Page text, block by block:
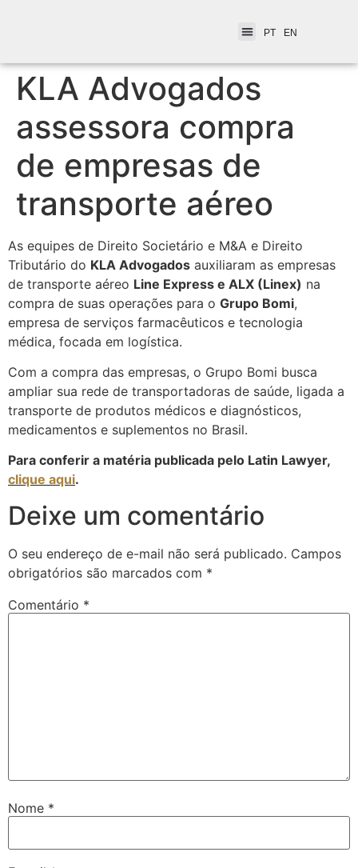
PT EN
KLA Advogados
assessora compra
de empresas de
transporte aéreo
As equipes de Direito Societário e M&A e Direito
Tributário do KLA Advogados auxiliaram as empresas
de transporte aéreo Line Express e ALX (Linex) na
compra de suas operações para o Grupo Bomi,
empresa de serviços farmacêuticos e tecnologia
médica, focada em logística.
Com a compra das empresas, o Grupo Bomi busca
ampliar sua rede de transportadoras de saúde, ligada a
transporte de produtos médicos e diagnósticos,
medicamentos e suplementos no Brasil.
Para conferir a matéria publicada pelo Latin Lawyer,
clique aqui.
Deixe um comentário
O seu endereço de e-mail não será publicado. Campos
obrigatórios são marcados com *
Comentário *
Nome *